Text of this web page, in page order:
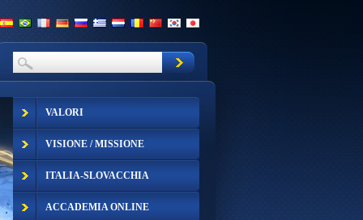
VALORI
VISIONE / MISSIONE
ITALIA-SLOVACCHIA
ACCADEMIA ONLINE